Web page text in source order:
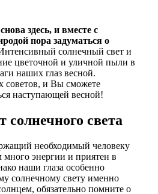
здесь, и вместе с
пора задуматься о
солнечный свет и
цветочной и уличной пыли в
наших глаз весной.
советов, и Вы сможете
наступающей весной!
солнечного света
необходимый человеку
много энергии и приятен в
наши глаза особенно
солнечному свету именно
обязательно помните о